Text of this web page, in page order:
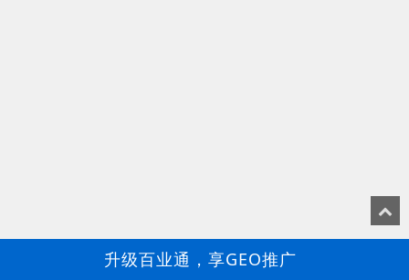
升级百业通，享GEO推广